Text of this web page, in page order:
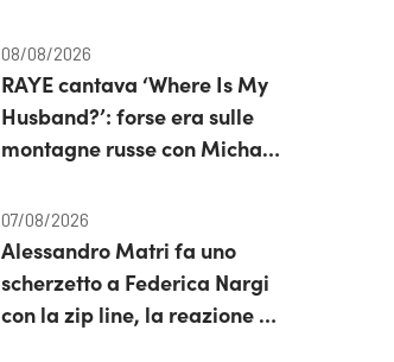
08/08/2026
RAYE cantava ‘Where Is My
Husband?’: forse era sulle
montagne russe con Michael
07/08/2026
Alessandro Matri fa uno
scherzetto a Federica Nargi
con la zip line, la reazione è